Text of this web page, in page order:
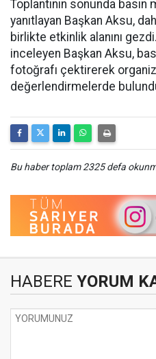
Toplantının sonunda basın
yanıtlayan Başkan Aksu,
birlikte etkinlik alanını
inceleyen Başkan Aksu,
fotoğrafı çektirerek
değerlendirmelerde
Bu haber toplam 2325 defa
HABERE YORUM